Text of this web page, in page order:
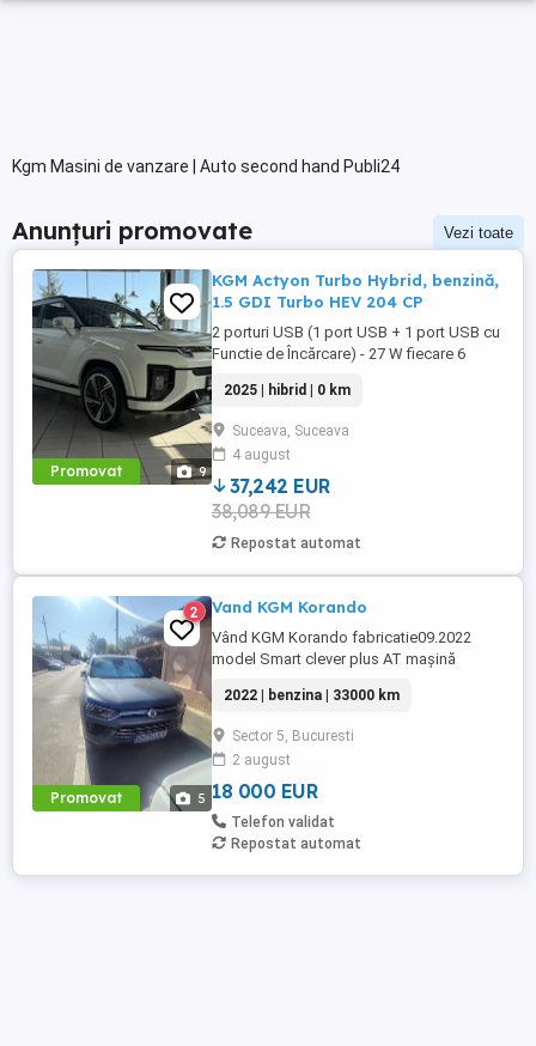
Kgm Masini de vanzare | Auto second hand Publi24
Anunțuri promovate Vezi toate
Promovat 9
KGM Actyon Turbo Hybrid, benzină,
1.5 GDI Turbo HEV 204 CP
2 porturi USB (1 port USB + 1 port USB cu
Functie de Încărcare) - 27 W fiecare 6
Sistem de franare de urgenta autonoma
(cu FCW avertizare de coliziune frontala)
Aer condiționat automat pe 2 zone față
Airbag lateral pentru pasagerii din ...
2025 | hibrid | 0 km
Suceava, Suceava
4 august
37,242 EUR
38,089 EUR
Repostat automat
Promovat 5
2 Vand KGM Korando
Vând KGM Korando fabricatie09.2022
model Smart clever plus AT mașină
de unde a fost cumpărată mașina are in
prezent 33000km in urcare. Mai multe
detalii la telefon.
2022 | benzina | 33000 km
Sector 5, Bucuresti
2 august
18 000 EUR
Telefon validat
Repostat automat